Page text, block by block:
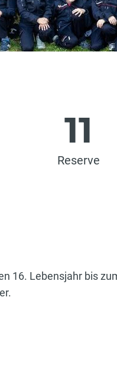
11
Reserve
16. Lebensjahr bis